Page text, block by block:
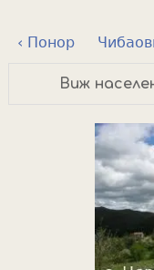
‹ Понор
Виж